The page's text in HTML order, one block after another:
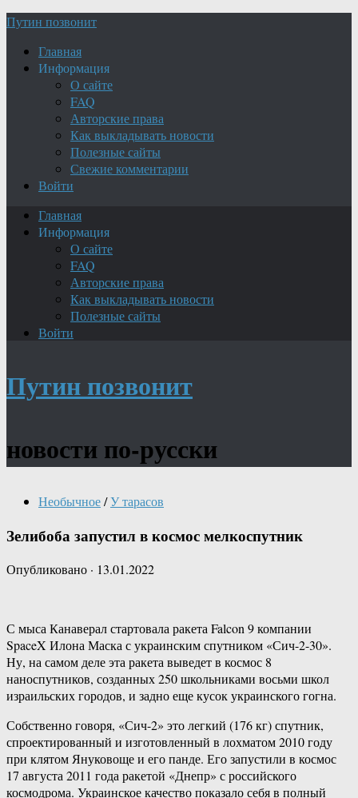
Путин позвонит
Главная
Информация
О сайте
FAQ
Авторские права
Как выкладывать новости
Полезные сайты
Свежие комментарии
Войти
Главная
Информация
О сайте
FAQ
Авторские права
Как выкладывать новости
Полезные сайты
Войти
Путин позвонит
новости по-русски
Необычное/У тарасов
Зелибоба запустил в космос мелкоспутник
Опубликовано · 13.01.2022
С мыса Канаверал стартовала ракета Falcon 9 компании
SpaceX Илона Маска с украинским спутником «Сич-2-30».
Ну, на самом деле эта ракета выведет в космос 8
наноспутников, созданных 250 школьниками восьми школ
израильских городов, и задно еще кусок украинского гогна.
Собственно говоря, «Сич-2» это легкий (176 кг) спутник,
спроектированный и изготовленный в лохматом 2010 году
при клятом Януковоще и его панде. Его запустили в космос
17 августа 2011 года ракетой «Днепр» с российского
космодрома. Украинское качество показало себя в полный